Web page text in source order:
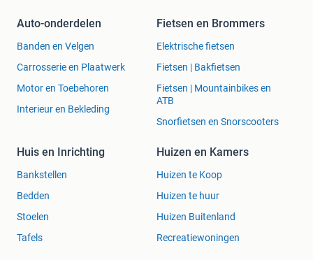
Auto-onderdelen
Banden en Velgen
Carrosserie en Plaatwerk
Motor en Toebehoren
Interieur en Bekleding
Fietsen en Brommers
Elektrische fietsen
Fietsen | Bakfietsen
Fietsen | Mountainbikes en
ATB
Snorfietsen en Snorscooters
Huis en Inrichting
Bankstellen
Bedden
Stoelen
Tafels
Huizen en Kamers
Huizen te Koop
Huizen te huur
Huizen Buitenland
Recreatiewoningen